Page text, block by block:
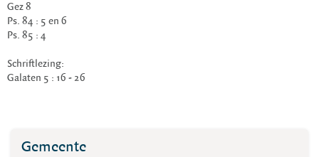
Gez 8
Ps. 84 : 5 en 6
Ps. 85 : 4
Schriftlezing:
Galaten 5 : 16 - 26
Gemeente